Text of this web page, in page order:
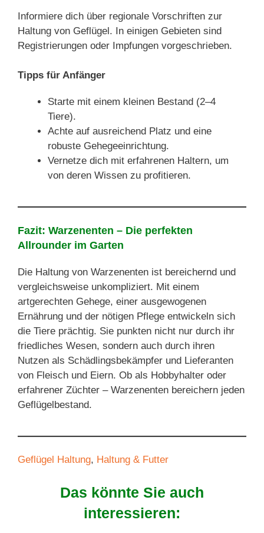
Informiere dich über regionale Vorschriften zur
Haltung von Geflügel. In einigen Gebieten sind
Registrierungen oder Impfungen vorgeschrieben.
Tipps für Anfänger
Starte mit einem kleinen Bestand (2–4
Tiere).
Achte auf ausreichend Platz und eine
robuste Gehegeeinrichtung.
Vernetze dich mit erfahrenen Haltern, um
von deren Wissen zu profitieren.
Fazit: Warzenenten – Die perfekten
Allrounder im Garten
Die Haltung von Warzenenten ist bereichernd und
vergleichsweise unkompliziert. Mit einem
artgerechten Gehege, einer ausgewogenen
Ernährung und der nötigen Pflege entwickeln sich
die Tiere prächtig. Sie punkten nicht nur durch ihr
friedliches Wesen, sondern auch durch ihren
Nutzen als Schädlingsbekämpfer und Lieferanten
von Fleisch und Eiern. Ob als Hobbyhalter oder
erfahrener Züchter – Warzenenten bereichern jeden
Geflügelbestand.
Geflügel Haltung, Haltung & Futter
Das könnte Sie auch
interessieren: